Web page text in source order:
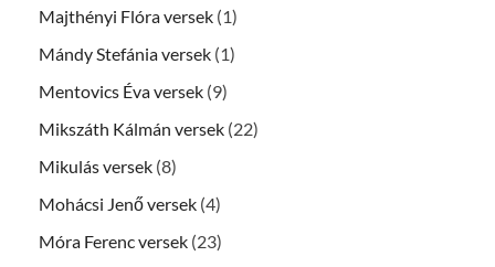
Majthényi Flóra versek (1)
Mándy Stefánia versek (1)
Mentovics Éva versek (9)
Mikszáth Kálmán versek (22)
Mikulás versek (8)
Mohácsi Jenő versek (4)
Móra Ferenc versek (23)